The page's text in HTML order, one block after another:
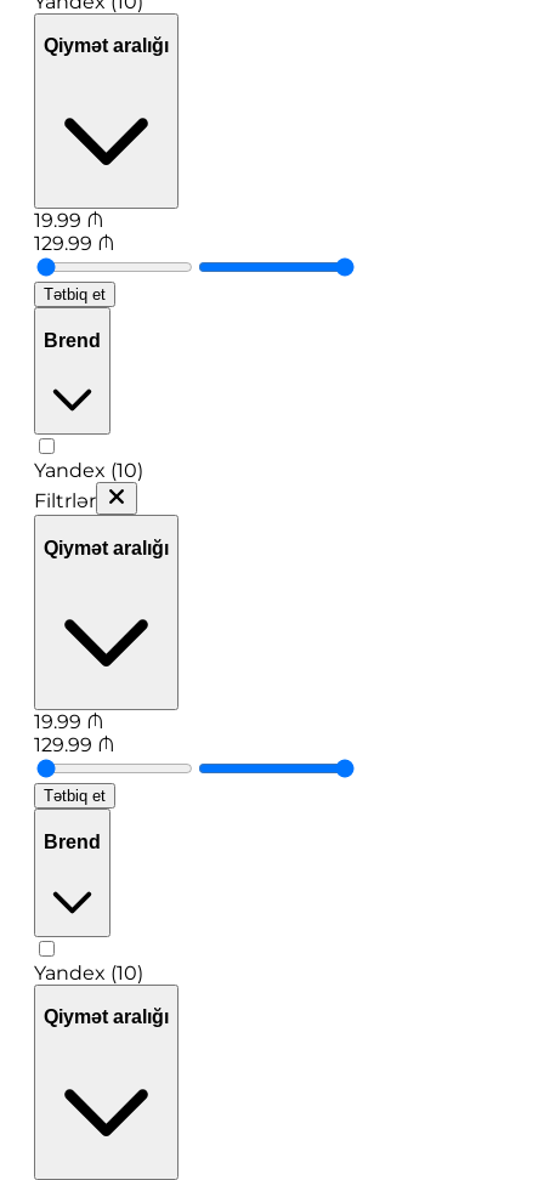
Qiymət aralığı
19.99 ₼
129.99 ₼
Tətbiq et
Brend
Yandex (10)
Filtrlər
Qiymət aralığı
19.99 ₼
129.99 ₼
Tətbiq et
Brend
Yandex (10)
Qiymət aralığı